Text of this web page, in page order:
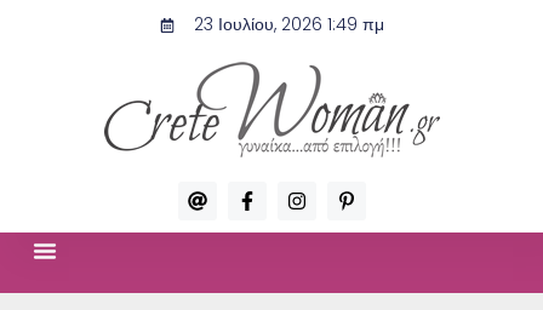
23 Ιουλίου, 2026 1:49 πμ
A
t
F
a
c
I
n
s
P
i
n